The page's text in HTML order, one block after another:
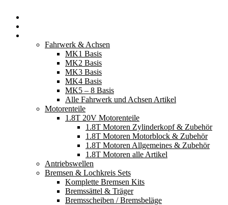
Fahrwerk & Achsen
MK1 Basis
MK2 Basis
MK3 Basis
MK4 Basis
MK5 – 8 Basis
Alle Fahrwerk und Achsen Artikel
Motorenteile
1.8T 20V Motorenteile
1.8T Motoren Zylinderkopf & Zubehör
1.8T Motoren Motorblock & Zubehör
1.8T Motoren Allgemeines & Zubehör
1.8T Motoren alle Artikel
Antriebswellen
Bremsen & Lochkreis Sets
Komplette Bremsen Kits
Bremssättel & Träger
Bremsscheiben / Bremsbeläge